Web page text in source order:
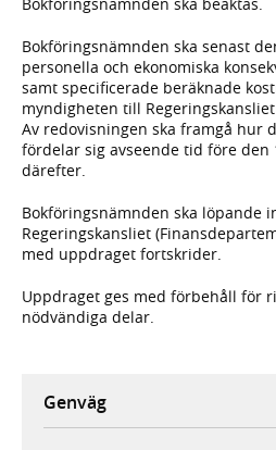
Bokföringsnämnden ska senast
personella och ekonomiska
samt specificerade beräknade
myndigheten till
Av redovisningen ska framgå hur
fördelar sig avseende tid före den
därefter.
Bokföringsnämnden ska löpande
Regeringskansliet
med uppdraget fortskrider.
Uppdraget ges med förbehåll för
nödvändiga delar.
Genväg